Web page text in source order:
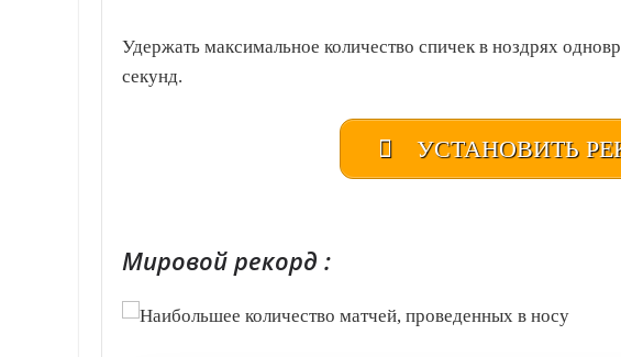
Удержать максимальное количество спичек в ноздрях
секунд.
УСТАНОВИТЬ
Мировой рекорд :